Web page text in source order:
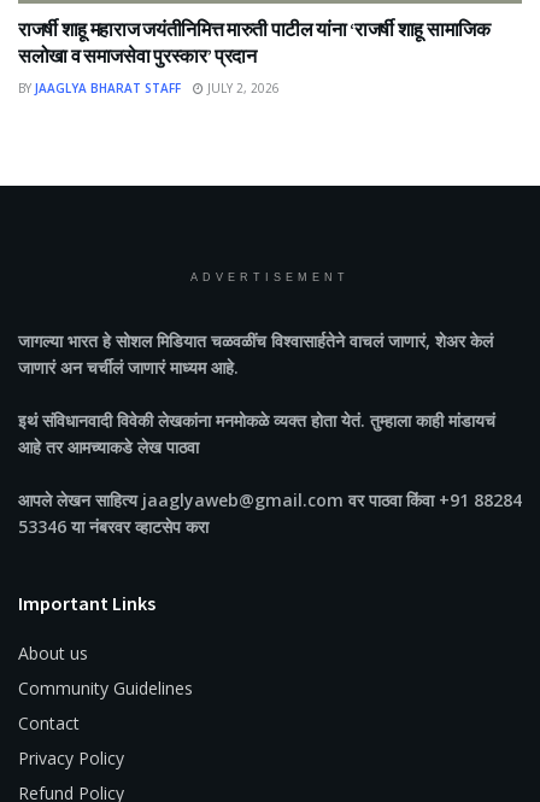
राजर्षी शाहू महाराज जयंतीनिमित्त मारुती पाटील यांना ‘राजर्षी शाहू सामाजिक
सलोखा व समाजसेवा पुरस्कार’ प्रदान
BY JAAGLYA BHARAT STAFF JULY 2, 2026
ADVERTISEMENT
जागल्या भारतहे सोशल मिडियात चळवळींच विश्वासार्हतेने वाचलं जाणारं, शेअर केलं
जाणारं अन चर्चीलं जाणारं माध्यम आहे.
इथं संविधानवादी विवेकी लेखकांना मनमोकळे व्यक्त होता येतं. तुम्हाला काही मांडायचं
आहे तर आमच्याकडे लेख पाठवा
आपले लेखन साहित्य jaaglyaweb@gmail.com वर पाठवा किंवा +91 88284
53346 या नंबरवर व्हाटसेप करा
Important Links
About us
Community Guidelines
Contact
Privacy Policy
Refund Policy